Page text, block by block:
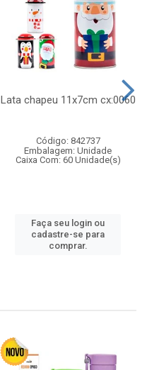
Lata chapeu 11x7cm cx:0060
Código: 842737
Embalagem: Unidade
Caixa Com: 60 Unidade(s)
Faça seu login ou
cadastre-se para
comprar.